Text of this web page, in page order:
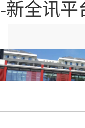
-新全讯平